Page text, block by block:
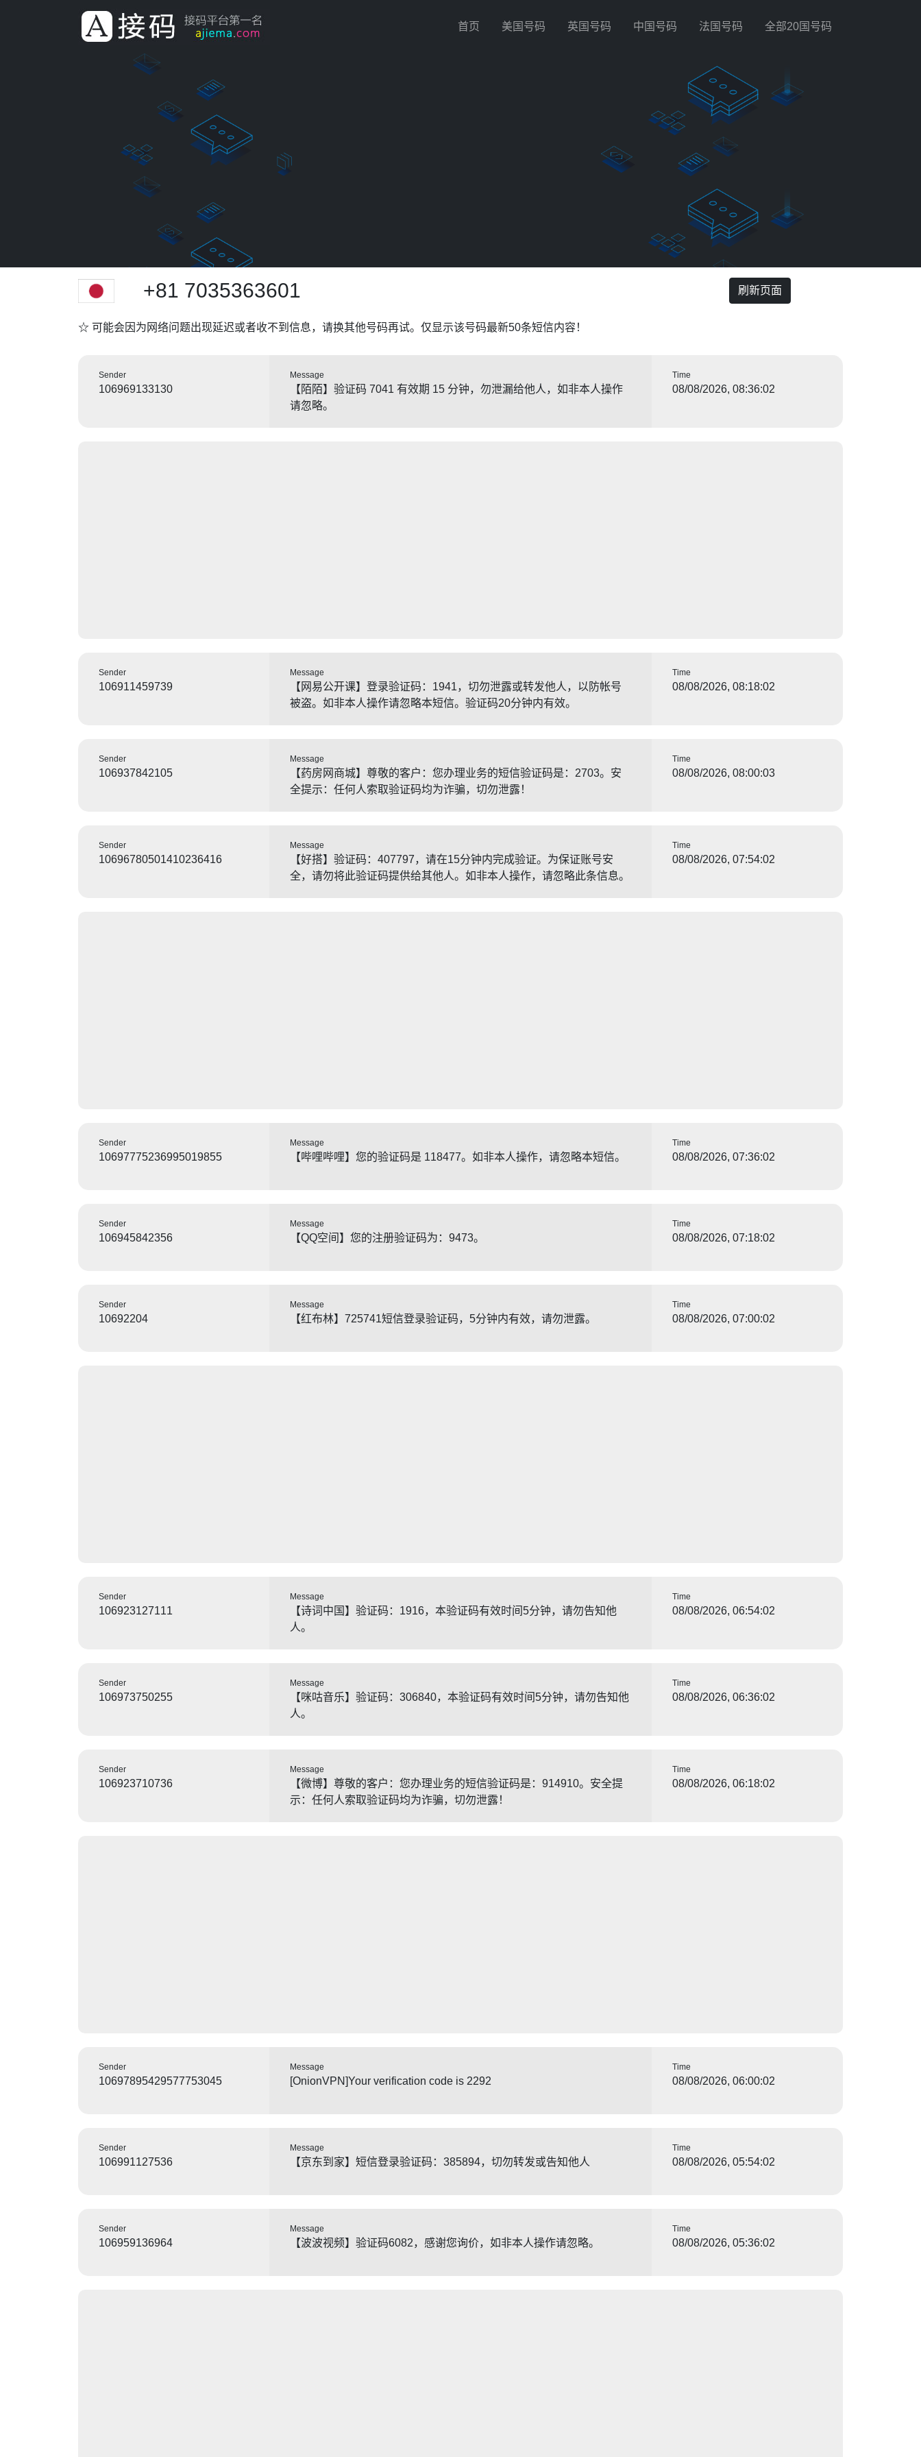
首页 美国号码 英国号码 中国号码 法国号码 全部20国号码
+81 7035363601 刷新页面
☆ 可能会因为网络问题出现延迟或者收不到信息，请换其他号码再试。仅显示该号码最新50条短信内容！
Sender
106969133130
Message
【陌陌】验证码 7041 有效期 15 分钟，勿泄漏给他人，如非本人操作
请忽略。
Time
08/08/2026, 08:36:02
Sender
106911459739
Message
【网易公开课】登录验证码：1941，切勿泄露或转发他人，以防帐号
被盗。如非本人操作请忽略本短信。验证码20分钟内有效。
Time
08/08/2026, 08:18:02
Sender
106937842105
Message
【药房网商城】尊敬的客户：您办理业务的短信验证码是：2703。安
全提示：任何人索取验证码均为诈骗，切勿泄露！
Time
08/08/2026, 08:00:03
Sender
10696780501410236416
Message
【好搭】验证码：407797，请在15分钟内完成验证。为保证账号安
全，请勿将此验证码提供给其他人。如非本人操作，请忽略此条信息。
Time
08/08/2026, 07:54:02
Sender
10697775236995019855
Message
【哔哩哔哩】您的验证码是 118477。如非本人操作，请忽略本短信。
Time
08/08/2026, 07:36:02
Sender
106945842356
Message
【QQ空间】您的注册验证码为：9473。
Time
08/08/2026, 07:18:02
Sender
10692204
Message
【红布林】725741短信登录验证码，5分钟内有效，请勿泄露。
Time
08/08/2026, 07:00:02
Sender
106923127111
Message
【诗词中国】验证码：1916，本验证码有效时间5分钟，请勿告知他
人。
Time
08/08/2026, 06:54:02
Sender
106973750255
Message
【咪咕音乐】验证码：306840，本验证码有效时间5分钟，请勿告知他
人。
Time
08/08/2026, 06:36:02
Sender
106923710736
Message
【微博】尊敬的客户：您办理业务的短信验证码是：914910。安全提
示：任何人索取验证码均为诈骗，切勿泄露！
Time
08/08/2026, 06:18:02
Sender
10697895429577753045
Message
[OnionVPN]Your verification code is 2292
Time
08/08/2026, 06:00:02
Sender
106991127536
Message
【京东到家】短信登录验证码：385894，切勿转发或告知他人
Time
08/08/2026, 05:54:02
Sender
106959136964
Message
【波波视频】验证码6082，感谢您询价，如非本人操作请忽略。
Time
08/08/2026, 05:36:02